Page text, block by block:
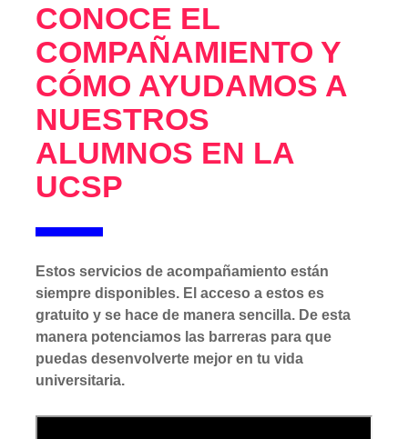
CONOCE EL
COMPAÑAMIENTO Y
CÓMO AYUDAMOS A
NUESTROS
ALUMNOS EN LA
UCSP
Estos servicios de acompañamiento están
siempre disponibles. El acceso a estos es
gratuito y se hace de manera sencilla. De esta
manera potenciamos las barreras para que
puedas desenvolverte mejor en tu vida
universitaria.